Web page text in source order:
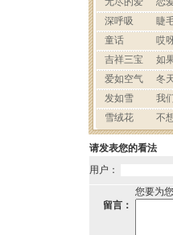
请发表您的看法
用户：
您要为
留言：